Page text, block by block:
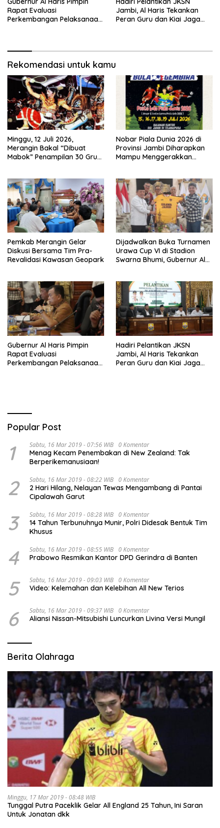
Rapat Evaluasi
Perkembangan Pelaksanaan
Jambi, Al Haris Tekankan
Peran Guru dan Kiai Jaga
Rekomendasi untuk kamu
Minggu, 12 Juli 2026,
Merangin Bakal “Dibuat
Mabok” Penampilan 30 Grup
Nobar Piala Dunia 2026 di
Provinsi Jambi Diharapkan
Mampu Menggerakkan
Pemkab Merangin Gelar
Diskusi Bersama Tim Pra-
Revalidasi Kawasan Geopark
Dijadwalkan Buka Turnamen
Urawa Cup VI di Stadion
Swarna Bhumi, Gubernur Al
Gubernur Al Haris Pimpin
Rapat Evaluasi
Perkembangan Pelaksanaan
Hadiri Pelantikan JKSN
Jambi, Al Haris Tekankan
Peran Guru dan Kiai Jaga
Popular Post
1 Sabtu, 16 Mar 2019 - 07:56 WIB 0 Komentar
Menag Kecam Penembakan di New Zealand: Tak
Berperikemanusiaan!
2 Sabtu, 16 Mar 2019 - 08:22 WIB 0 Komentar
2 Hari Hilang, Nelayan Tewas Mengambang di Pantai
Cipalawah Garut
3 Sabtu, 16 Mar 2019 - 08:28 WIB 0 Komentar
14 Tahun Terbunuhnya Munir, Polri Didesak Bentuk Tim
Khusus
4 Sabtu, 16 Mar 2019 - 08:55 WIB 0 Komentar
Prabowo Resmikan Kantor DPD Gerindra di Banten
5 Sabtu, 16 Mar 2019 - 09:03 WIB 0 Komentar
Video: Kelemahan dan Kelebihan All New Terios
6 Sabtu, 16 Mar 2019 - 09:37 WIB 0 Komentar
Aliansi Nissan-Mitsubishi Luncurkan Livina Versi Mungil
Berita Olahraga
Minggu, 17 Mar 2019 - 08:48 WIB
Tunggal Putra Paceklik Gelar All England 25 Tahun, Ini Saran
Untuk Jonatan dkk